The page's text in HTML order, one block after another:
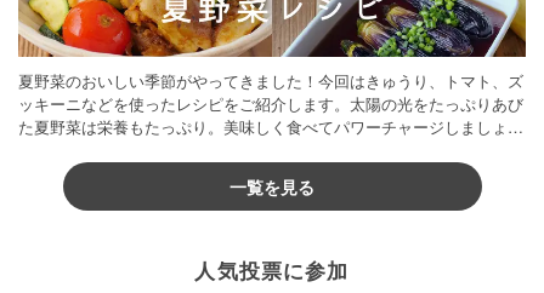
夏野菜のおいしい季節がやってきました！今回はきゅうり、トマト、ズ
ッキーニなどを使ったレシピをご紹介します。太陽の光をたっぷりあび
た夏野菜は栄養もたっぷり。美味しく食べてパワーチャージしましょう
一覧を見る
人気投票に参加